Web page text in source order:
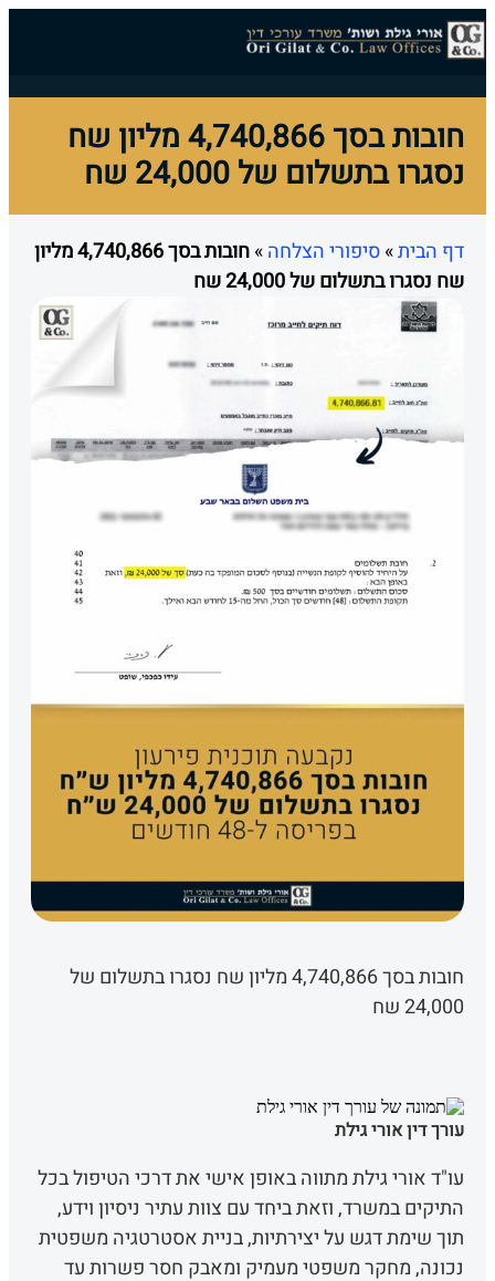
חובות בסך 4,740,866 מליון שח
נסגרו בתשלום של 24,000 שח
דף הבית»סיפורי הצלחה»
חובות בסך 4,740,866 מליון
שח נסגרו בתשלום של 24,000 שח
חובות בסך 4,740,866 מליון שח נסגרו בתשלום של
24,000 שח
עורך דין אורי גילת
עו"ד אורי גילת מתווה באופן אישי את דרכי הטיפול בכל
התיקים במשרד, וזאת ביחד עם צוות עתיר ניסיון וידע,
תוך שימת דגש על יצירתיות, בניית אסטרטגיה משפטית
נכונה, מחקר משפטי מעמיק ומאבק חסר פשרות עד